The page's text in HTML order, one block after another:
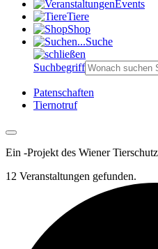
Events
Tiere
Shop
Suche
Suchbegriff
Patenschaften
Tiernotruf
Ein -Projekt des Wiener
12 Veranstaltungen gefunden.